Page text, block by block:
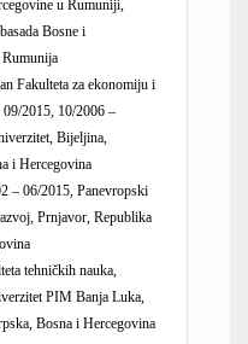
u Rumuniji,
Bosne i
Fakulteta za ekonomiju i
09/2015, 10/2006 –
Bijeljina,
i Hercegovina
– 06/2015, Panevropski
Prnjavor, Republika
tehničkih nauka,
PIM Banja Luka,
Bosna i Hercegovina